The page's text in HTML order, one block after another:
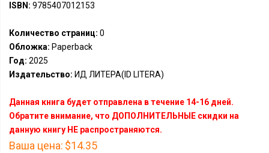
ISBN: 9785407012153
Количество страниц: 0
Обложка: Paperback
Год: 2025
Издательство: ИД ЛИТЕРА(ID LITERA)
Данная книга будет отправлена в течение 14-16 дней.
Обратите внимание, что ДОПОЛНИТЕЛЬНЫЕ скидки на
данную книгу НЕ распространяются.
Ваша цена: $14.35